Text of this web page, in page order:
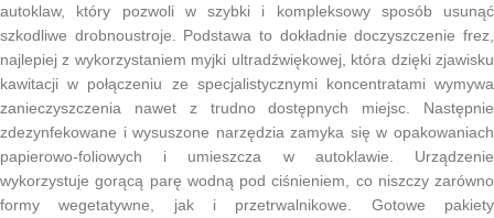
autoklaw, który pozwoli w szybki i kompleksowy sposób usunąć
szkodliwe drobnoustroje. Podstawa to dokładnie doczyszczenie frez,
najlepiej z wykorzystaniem myjki ultradźwiękowej, która dzięki zjawisku
kawitacji w połączeniu ze specjalistycznymi koncentratami wymywa
zanieczyszczenia nawet z trudno dostępnych miejsc. Następnie
zdezynfekowane i wysuszone narzędzia zamyka się w opakowaniach
papierowo-foliowych i umieszcza w autoklawie. Urządzenie
wykorzystuje gorącą parę wodną pod ciśnieniem, co niszczy zarówno
formy wegetatywne, jak i przetrwalnikowe. Gotowe pakiety